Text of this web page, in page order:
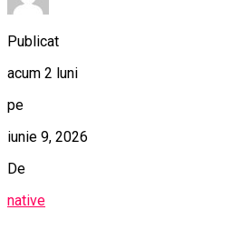
Publicat
acum 2 luni
pe
iunie 9, 2026
De
native